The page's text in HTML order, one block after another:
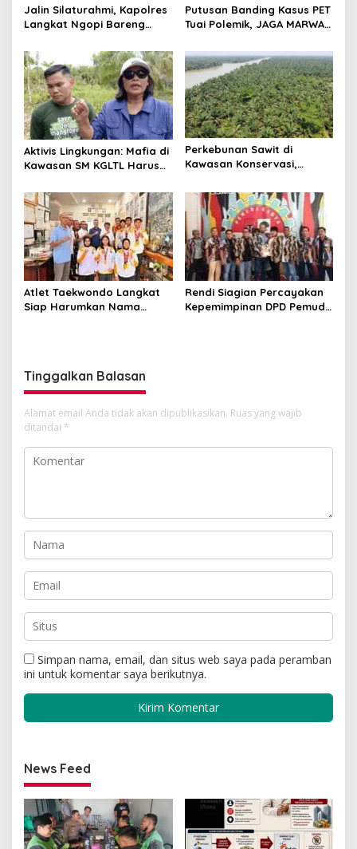
Jalin Silaturahmi, Kapolres
Langkat Ngopi Bareng
Putusan Banding Kasus PET
Tuai Polemik, JAGA MARWAH
Bakrie Group
Aktivis Lingkungan: Mafia di
Kawasan SM KGLTL Harus
Perkebunan Sawit di
Kawasan Konservasi,
Atlet Taekwondo Langkat
Siap Harumkan Nama
Rendi Siagian Percayakan
Kepemimpinan DPD Pemuda
Tinggalkan Balasan
Alamat email Anda tidak akan dipublikasikan. Ruas yang wajib
ditandai *
Simpan nama, email, dan situs web saya pada peramban
ini untuk komentar saya berikutnya.
News Feed